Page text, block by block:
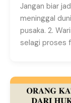
Jangan biar
meninggal
pusaka. 2.
selagi proses